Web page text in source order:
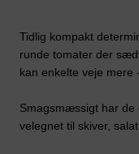
Tidlig kompakt
runde tomater der
kan enkelte veje mere
Smagsmæssigt har de
velegnet til skiver,